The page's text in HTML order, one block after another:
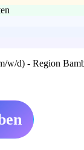
w/d) - Region